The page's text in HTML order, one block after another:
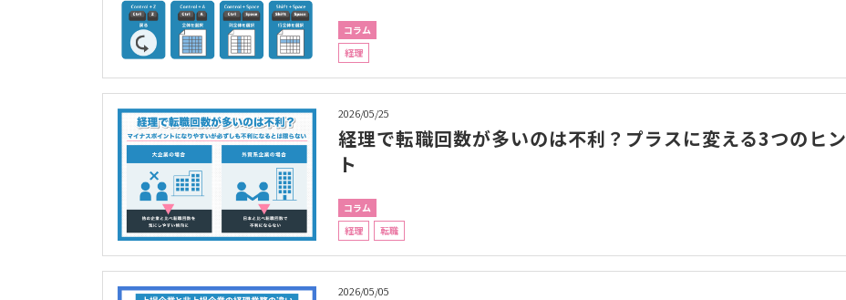
コラム
経理
2026/05/25
経理で転職回数が多いのは不利？プラスに変える3つのヒン
ト
コラム
経理
転職
2026/05/05